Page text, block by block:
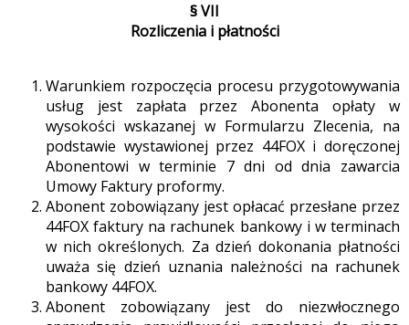
§ VII
Rozliczenia i płatności
Warunkiem rozpoczęcia procesu przygotowywania
usług jest zapłata przez Abonenta opłaty w
wysokości wskazanej w Formularzu Zlecenia, na
podstawie wystawionej przez 44FOX i doręczonej
Abonentowi w terminie 7 dni od dnia zawarcia
Umowy Faktury proformy.
Abonent zobowiązany jest opłacać przesłane przez
44FOX faktury na rachunek bankowy i w terminach
w nich określonych. Za dzień dokonania płatności
uważa się dzień uznania należności na rachunek
bankowy 44FOX.
Abonent zobowiązany jest do niezwłocznego